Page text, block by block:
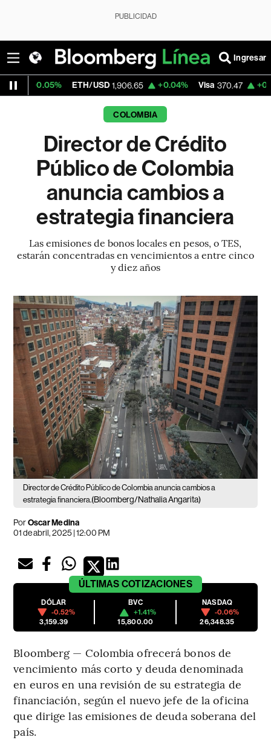
PUBLICIDAD
Ingresar
ETH/USD 1,906.65 +0.04% Visa 370.47 +0.52%
COLOMBIA
Director de Crédito
Público de Colombia
anuncia cambios a
estrategia financiera
Las emisiones de bonos locales en pesos, o TES,
estarán concentradas en vencimientos a entre cinco
y diez años
Director de Crédito Público de Colombia anuncia cambios a
estrategia financiera.(Bloomberg/Nathalia Angarita)
PorOscar Medina
01 de abril, 2025 | 12:00 PM
ÚLTIMAS COTIZACIONES
DÓLAR
-0.52%
3,159.39
BVC
+1.41%
15,800.00
NASDAQ
-0.06%
26,348.35
Bloomberg — Colombia ofrecerá bonos de
vencimiento más corto y deuda denominada
en euros en una revisión de su estrategia de
financiación, según el nuevo jefe de la oficina
que dirige las emisiones de deuda soberana del
país.